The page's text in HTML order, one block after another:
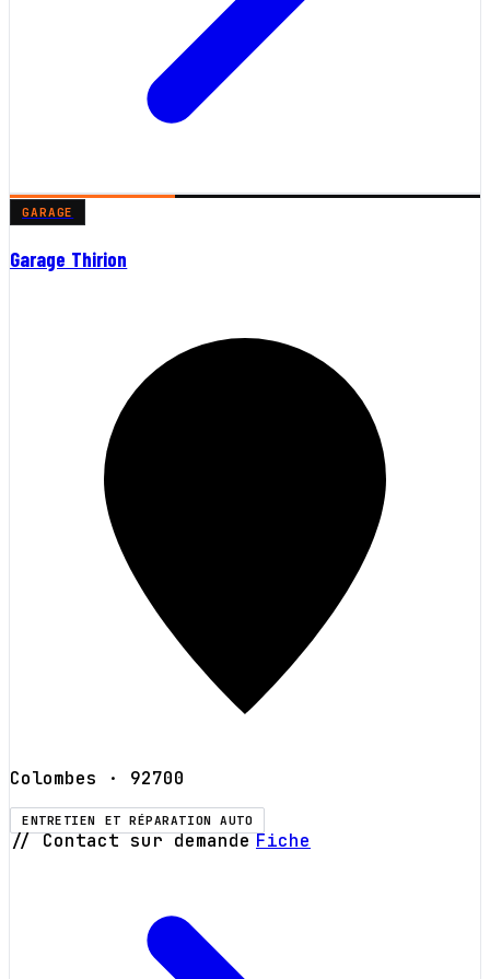
GARAGE
Garage Thirion
Colombes · 92700
ENTRETIEN ET RÉPARATION AUTO
// Contact sur demande Fiche